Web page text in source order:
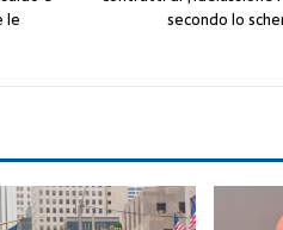
le
secondo lo